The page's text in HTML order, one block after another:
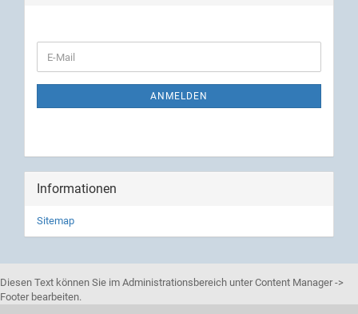
ANMELDEN
Informationen
Sitemap
Diesen Text können Sie im Administrationsbereich unter Content Manager ->
Footer bearbeiten.